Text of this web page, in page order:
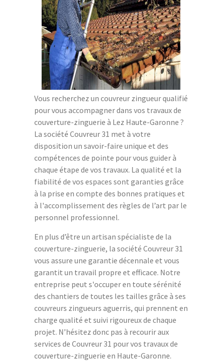
Vous recherchez un couvreur zingueur qualifié
pour vous accompagner dans vos travaux de
couverture-zinguerie à Lez Haute-Garonne ?
La société Couvreur 31 met à votre
disposition un savoir-faire unique et des
compétences de pointe pour vous guider à
chaque étape de vos travaux. La qualité et la
fiabilité de vos espaces sont garanties grâce
à la prise en compte des bonnes pratiques et
à l'accomplissement des règles de l’art par le
personnel professionnel.
En plus d’être un artisan spécialiste de la
couverture-zinguerie, la société Couvreur 31
vous assure une garantie décennale et vous
garantit un travail propre et efficace. Notre
entreprise peut s'occuper en toute sérénité
des chantiers de toutes les tailles grâce à ses
couvreurs zingueurs aguerris, qui prennent en
charge qualité et suivi rigoureux de chaque
projet. N’hésitez donc pas à recourir aux
services de Couvreur 31 pour vos travaux de
couverture-zinguerie en Haute-Garonne.